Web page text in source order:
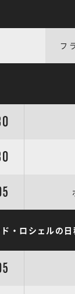
フ
・ロシェルの日